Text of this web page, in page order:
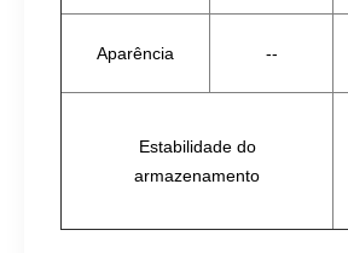
Aparência --
Estabilidade do
armazenamento